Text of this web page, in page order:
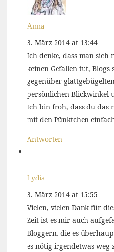
Anna
3. März 2014 at 13:44
Ich denke, dass man sich
keinen Gefallen tut, Blogs
gegenüber
persönlichen Blickwinkel
Ich bin froh, dass du das
mit den Pünktchen
Antworten
Lydia
3. März 2014 at 15:55
Vielen, vielen Dank für
Zeit ist es mir auch
Bloggern, die es
es nötig irgendetwas